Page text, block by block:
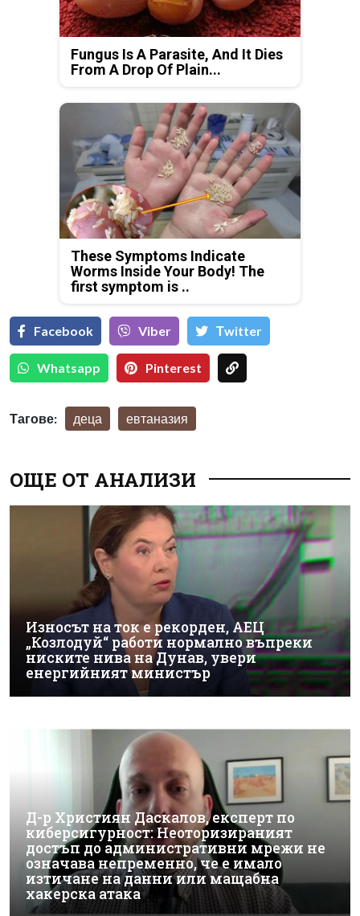
Fungus Is A Parasite, And It Dies
From A Drop Of Plain...
These Symptoms Indicate
Worms Inside Your Body! The
first symptom is ..
Facebook Viber Тwitter
Whatsapp Pinterest
Тагове: деца евтаназия
ОЩЕ ОТ АНАЛИЗИ
Износът на ток е рекорден, АЕЦ
„Козлодуй“ работи нормално въпреки
ниските нива на Дунав, увери
енергийният министър
Д-р Християн Даскалов, експерт по
киберсигурност: Неоторизираният
достъп до административни мрежи не
означава непременно, че е имало
изтичане на данни или мащабна
хакерска атака